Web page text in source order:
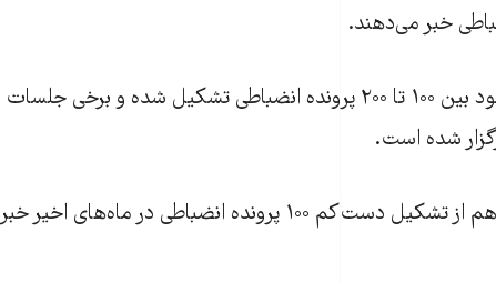
خبر می‌دهند.
در دانشگاه تهران نیز گفته می‌شود بین ۱۰۰ تا ۲۰۰ پرونده انضباطی تشکیل شده و برخی جلسات
شده است.
در دانشگاه علم و صنعت ایران هم از تشکیل دست‌کم ۱۰۰ پرونده انضباطی در ماه‌های اخیر خبر